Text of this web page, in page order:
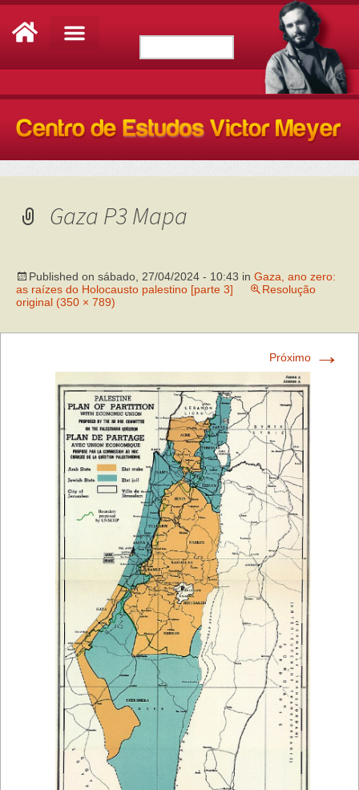
Gaza P3 Mapa
Published on sábado, 27/04/2024 - 10:43 in Gaza, ano zero:
as raízes do Holocausto palestino [parte 3]
Resolução
original (350 × 789)
Próximo →